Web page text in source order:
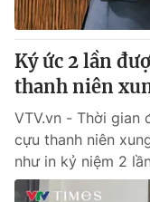
Phó Tổng Biên tập:
Nguyễn Trọng Ninh
Tổng đài VTV:024.38
Ðiện thoại Thời báo
toasoan@vtv.vn
Liên hệ quảng cáo:
Ký ức 2 lần
thanh niên
VTV.vn - Thời gian
cựu thanh niên
như in kỷ niệm 2